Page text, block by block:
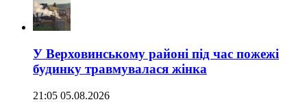
У Верховинському районі під час пожежі
будинку травмувалася жінка
21:05 05.08.2026